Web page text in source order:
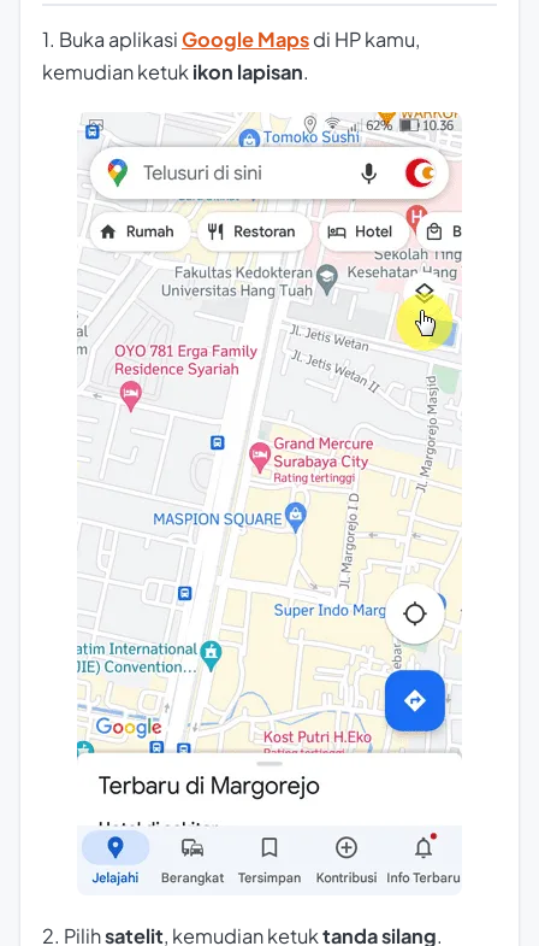
1. Buka aplikasiGoogle Mapsdi HP kamu,
kemudian ketukikon lapisan.
2. Pilihsatelit, kemudian ketuktanda silang.